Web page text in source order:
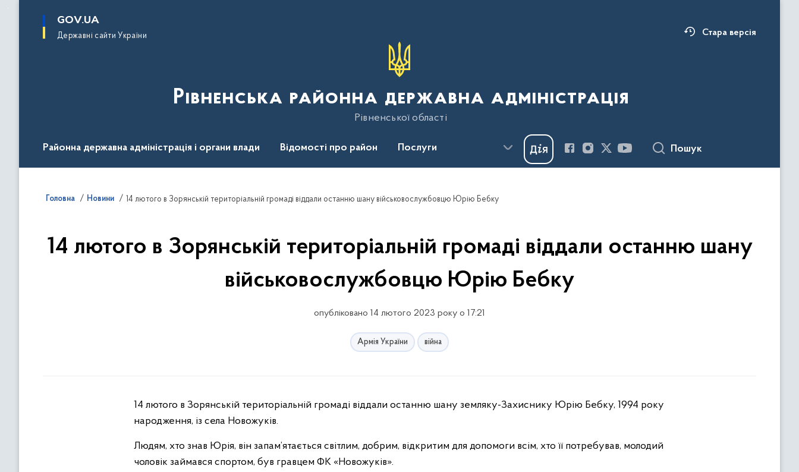
основного
GOV.UA
Державні сайти України Стара версія
Рівненська районна державна адміністрація
Рівненської області
Районна державна адміністрація і органи влади Відомості про район Послуги Пошук
Головна Новини 14 лютого в Зорянській територіальній громаді віддали останню шану військовослужбовцю Юрію Бебку
14 лютого в Зорянській територіальній громаді віддали останню шану
військовослужбовцю Юрію Бебку
опубліковано 14 лютого 2023 року о 17:21
Армія України війна
14 лютого в Зорянській територіальній громаді віддали останню шану земляку-Захиснику Юрію Бебку, 1994 року
народження, із села Новожуків.
Людям, хто знав Юрія, він запам’ятається світлим, добрим, відкритим для допомоги всім, хто її потребував, молодий
чоловік займався спортом, був гравцем ФК «Новожуків».